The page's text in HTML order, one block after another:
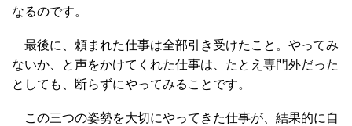
なるのです。
最後に、頼まれた仕事は全部引き受けたこと。やってみ
ないか、と声をかけてくれた仕事は、たとえ専門外だった
としても、断らずにやってみることです。
この三つの姿勢を大切にやってきた仕事が、結果的に自